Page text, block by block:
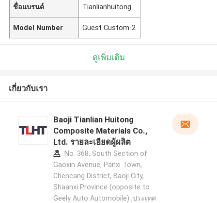
ชื่อแบรนด์ Tianlianhuitong
Model Number Guest Custom-2
ดูเพิ่มเติม
เกี่ยวกับเรา
Baoji Tianlian Huitong
Composite Materials Co.,
Ltd. รายละเอียดผู้ผลิต
No. 368, South Section of
Gaoxin Avenue, Panxi Town,
Chencang District, Baoji City,
Shaanxi Province (opposite to
Geely Auto Automobile) ,ประเทศ